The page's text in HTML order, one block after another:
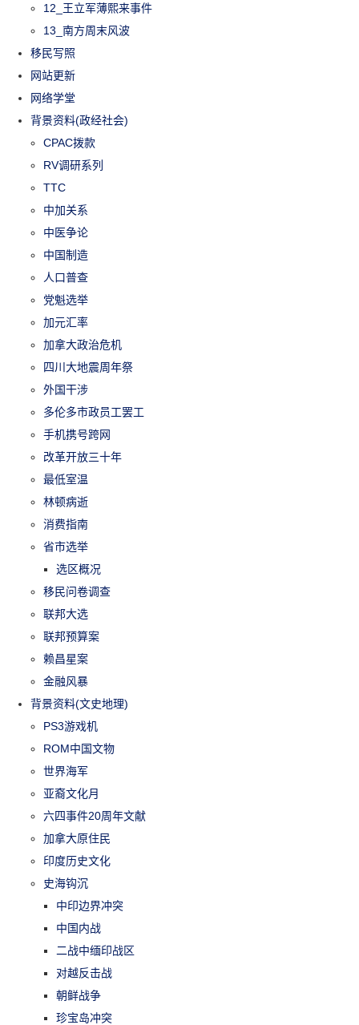
12_王立军薄熙来事件
13_南方周末风波
移民写照
网站更新
网络学堂
背景资料(政经社会)
CPAC拨款
RV调研系列
TTC
中加关系
中医争论
中国制造
人口普查
党魁选举
加元汇率
加拿大政治危机
四川大地震周年祭
外国干涉
多伦多市政员工罢工
手机携号跨网
改革开放三十年
最低室温
林顿病逝
消费指南
省市选举
选区概况
移民问卷调查
联邦大选
联邦预算案
赖昌星案
金融风暴
背景资料(文史地理)
PS3游戏机
ROM中国文物
世界海军
亚裔文化月
六四事件20周年文献
加拿大原住民
印度历史文化
史海钩沉
中印边界冲突
中国内战
二战中缅印战区
对越反击战
朝鲜战争
珍宝岛冲突